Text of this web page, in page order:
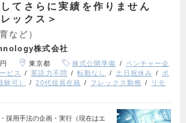
してさらに実績を作りません
ックス＞
など）
株式会社
東京都 株式公開準備
ベンチャー企
ビス 英語力不問 転勤なし 土日祝休み
ポ
験可）
20代役員在籍 フレックス勤務
リモ
採用手法の企画・実行（現在はエ